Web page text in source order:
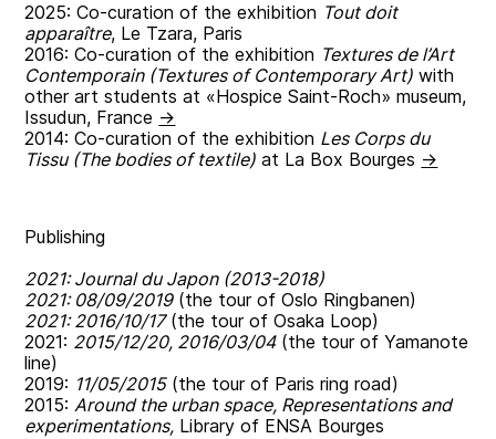
2025: Co-curation of the exhibition Tout doit
apparaître, Le Tzara, Paris
2016: Co-curation of the exhibition Textures de l’Art
Contemporain (Textures of Contemporary Art) with
other art students at «Hospice Saint-Roch» museum,
Issudun, France →
2014: Co-curation of the exhibition Les Corps du
Tissu (The bodies of textile) at La Box Bourges →
Publishing
2021: Journal du Japon (2013-2018)
2021: 08/09/2019(the tour of Oslo Ringbanen)
2021: 2016/10/17(the tour of Osaka Loop)
2021: 2015/12/20, 2016/03/04(the tour of Yamanote
line)
2019: 11/05/2015(the tour of Paris ring road)
2015:Around the urban space, Representations and
experimentations, Library of ENSA Bourges